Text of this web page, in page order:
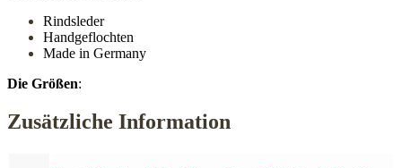
Rindsleder
Handgeflochten
Made in Germany
Die Größen:
Zusätzliche Information